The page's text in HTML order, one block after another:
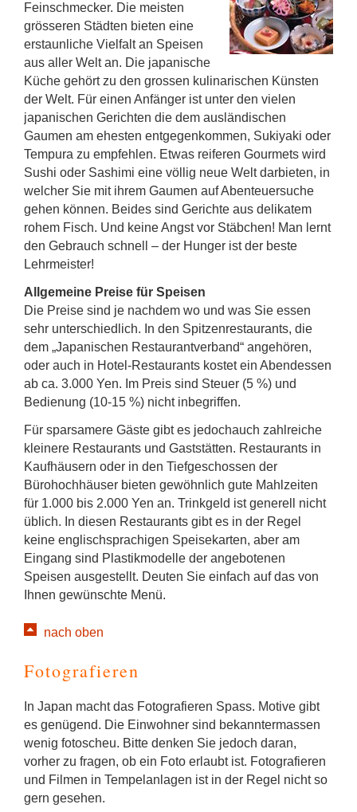
Feinschmecker. Die meisten
grösseren Städten bieten eine
erstaunliche Vielfalt an Speisen
aus aller Welt an. Die japanische
Küche gehört zu den grossen kulinarischen Künsten
der Welt. Für einen Anfänger ist unter den vielen
japanischen Gerichten die dem ausländischen
Gaumen am ehesten entgegenkommen, Sukiyaki oder
Tempura zu empfehlen. Etwas reiferen Gourmets wird
Sushi oder Sashimi eine völlig neue Welt darbieten, in
welcher Sie mit ihrem Gaumen auf Abenteuersuche
gehen können. Beides sind Gerichte aus delikatem
rohem Fisch. Und keine Angst vor Stäbchen! Man lernt
den Gebrauch schnell – der Hunger ist der beste
Lehrmeister!
Allgemeine Preise für Speisen
Die Preise sind je nachdem wo und was Sie essen
sehr unterschiedlich. In den Spitzenrestaurants, die
dem „Japanischen Restaurantverband“ angehören,
oder auch in Hotel-Restaurants kostet ein Abendessen
ab ca. 3.000 Yen. Im Preis sind Steuer (5 %) und
Bedienung (10-15 %) nicht inbegriffen.
Für sparsamere Gäste gibt es jedochauch zahlreiche
kleinere Restaurants und Gaststätten. Restaurants in
Kaufhäusern oder in den Tiefgeschossen der
Bürohochhäuser bieten gewöhnlich gute Mahlzeiten
für 1.000 bis 2.000 Yen an. Trinkgeld ist generell nicht
üblich. In diesen Restaurants gibt es in der Regel
keine englischsprachigen Speisekarten, aber am
Eingang sind Plastikmodelle der angebotenen
Speisen ausgestellt. Deuten Sie einfach auf das von
Ihnen gewünschte Menü.
nach oben
Fotografieren
In Japan macht das Fotografieren Spass. Motive gibt
es genügend. Die Einwohner sind bekanntermassen
wenig fotoscheu. Bitte denken Sie jedoch daran,
vorher zu fragen, ob ein Foto erlaubt ist. Fotografieren
und Filmen in Tempelanlagen ist in der Regel nicht so
gern gesehen.